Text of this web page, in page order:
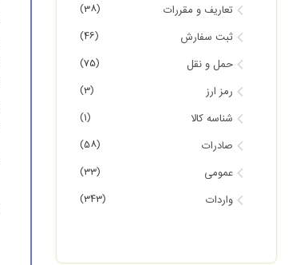
تعاریف و مقررات (38)
ثبت سفارش (46)
حمل و نقل (75)
رمز ارز (3)
شناسه کالا (1)
صادرات (58)
عمومی (33)
واردات (343)